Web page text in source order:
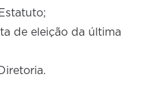
de eleição da última